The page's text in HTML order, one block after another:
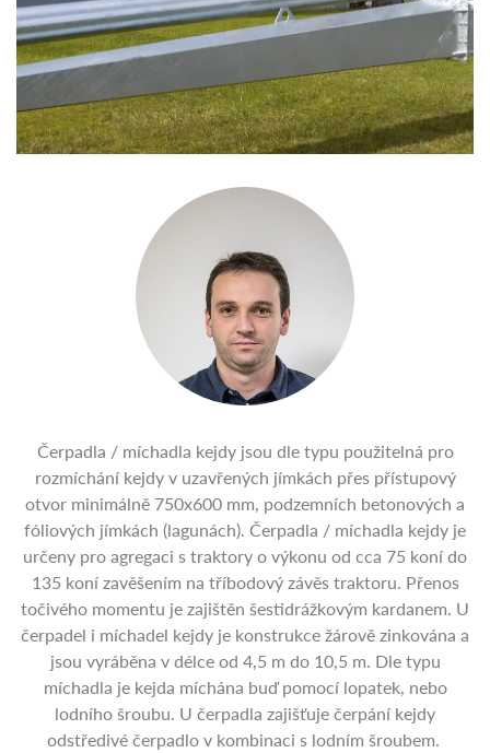
Čerpadla / míchadla kejdy jsou dle typu použitelná pro
rozmíchání kejdy v uzavřených jímkách přes přístupový
otvor minimálně 750x600 mm, podzemních betonových a
fóliových jímkách (lagunách). Čerpadla / míchadla kejdy je
určeny pro agregaci s traktory o výkonu od cca 75 koní do
135 koní zavěšením na tříbodový závěs traktoru. Přenos
točivého momentu je zajištěn šestidrážkovým kardanem. U
čerpadel i míchadel kejdy je konstrukce žárově zinkována a
jsou vyráběna v délce od 4,5 m do 10,5 m. Dle typu
míchadla je kejda míchána buď pomocí lopatek, nebo
lodního šroubu. U čerpadla zajišťuje čerpání kejdy
odstředivé čerpadlo v kombinaci s lodním šroubem.